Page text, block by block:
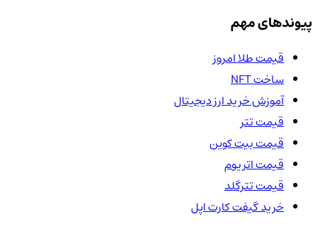
پیوندهای مهم
قیمت طلا امروز
ساخت NFT
آموزش خرید ارز دیجیتال
قیمت تتر
قیمت بیت کوین
قیمت اتریوم
قیمت تترگلد
خرید گیفت کارت اپل